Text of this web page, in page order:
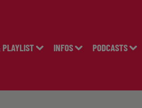
PLAYLIST INFOS PODCASTS